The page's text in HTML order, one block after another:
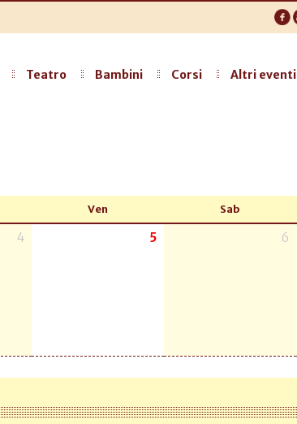
Teatro Bambini Corsi Altri eventi
Ven Sab
4 5 6